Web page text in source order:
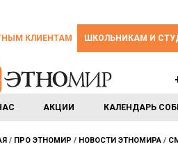
КЛИЕНТАМ ШКОЛЬНИКАМ И
АКЦИИ КАЛЕНДАРЬ
ПРО ЭТНОМИР НОВОСТИ ЭТНОМИРА